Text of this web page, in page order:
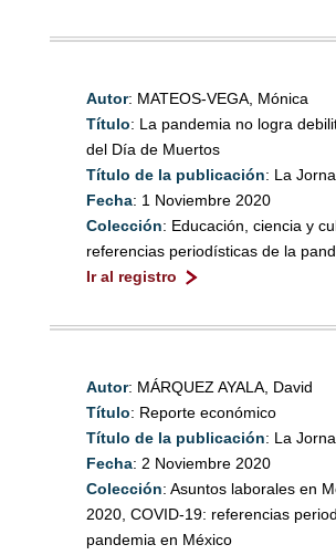
Autor: MATEOS-VEGA, Mónica
Título: La pandemia no logra
del Día de Muertos
Título de la publicación: La
Fecha: 1 Noviembre 2020
Colección: Educación, ciencia y
referencias periodísticas de la
Ir al registro
Autor: MÁRQUEZ AYALA, David
Título: Reporte económico
Título de la publicación: La
Fecha: 2 Noviembre 2020
Colección: Asuntos laborales en
2020, COVID-19: referencias
pandemia en México